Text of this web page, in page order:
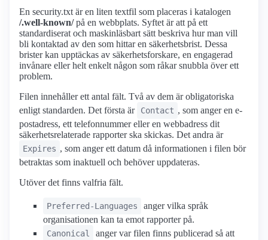
En security.txt är en liten textfil som placeras i katalogen
/.well-known/på en webbplats. Syftet är att på ett
standardiserat och maskinläsbart sätt beskriva hur man vill
bli kontaktad av den som hittar en säkerhetsbrist. Dessa
brister kan upptäckas av säkerhetsforskare, en engagerad
invånare eller helt enkelt någon som råkar snubbla över ett
problem.
Filen innehåller ett antal fält. Två av dem är obligatoriska
enligt standarden. Det första är
Contact , som anger en e-
postadress, ett telefonnummer eller en webbadress dit
säkerhetsrelaterade rapporter ska skickas. Det andra är
Expires , som anger ett datum då informationen i filen bör
betraktas som inaktuell och behöver uppdateras.
Utöver det finns valfria fält.
Preferred-Languages
anger vilka språk
organisationen kan ta emot rapporter på.
Canonical
anger var filen finns publicerad så att